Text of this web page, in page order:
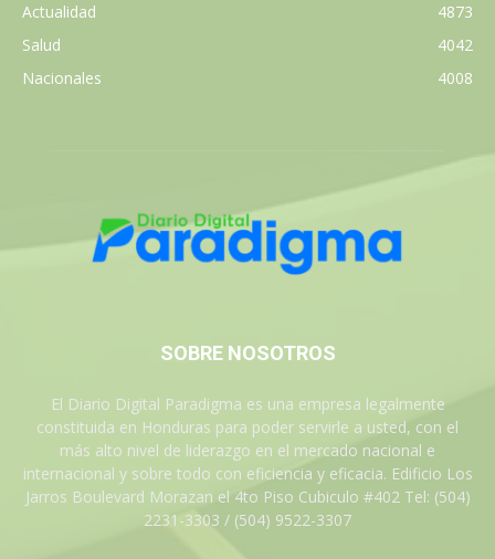
Actualidad
4873
Salud
4042
Nacionales
4008
SOBRE NOSOTROS
El Diario Digital Paradigma es una empresa legalmente
constituida en Honduras para poder servirle a usted, con el
más alto nivel de liderazgo en el mercado nacional e
internacional y sobre todo con eficiencia y eficacia. Edificio Los
Jarros Boulevard Morazan el 4to Piso Cubiculo #402 Tel: (504)
2231-3303 / (504) 9522-3307